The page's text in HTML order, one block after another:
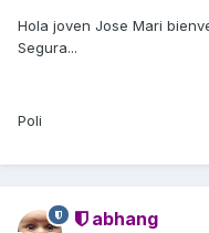
Hola joven Jose Mari
Segura...
Poli
abhang